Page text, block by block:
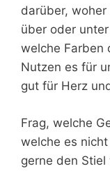
darüber,
über oder
welche Farben
Nutzen es für
gut für Herz
Frag, welche
welche es
gerne den